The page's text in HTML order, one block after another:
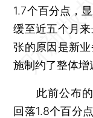
1.7个百分点，
缓至近五个月
张的原因是新
施制约了整体增
此前公布的
回落1.8个百分